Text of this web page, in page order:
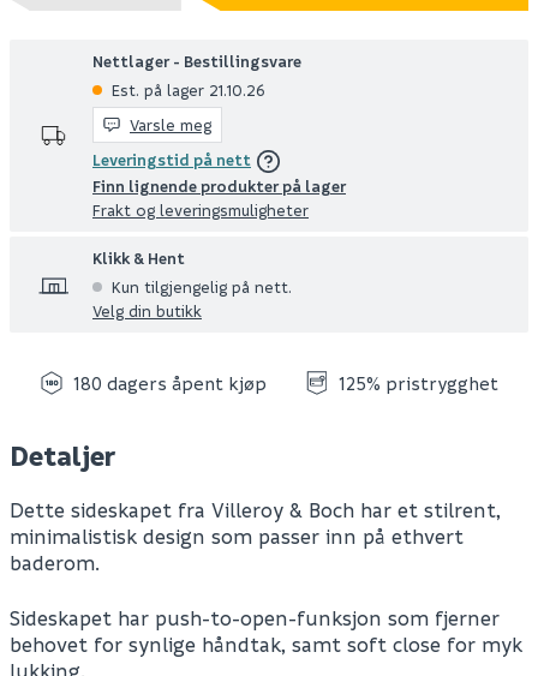
Nettlager - Bestillingsvare
Est. på lager 21.10.26
Varsle meg
Leveringstid på nett
Finn lignende produkter på lager
Frakt og leveringsmuligheter
Klikk & Hent
Kun tilgjengelig på nett.
Velg din butikk
180 dagers åpent kjøp 125% pristrygghet
Detaljer
Dette sideskapet fra Villeroy & Boch har et stilrent,
minimalistisk design som passer inn på ethvert
baderom.
Sideskapet har push-to-open-funksjon som fjerner
behovet for synlige håndtak, samt soft close for myk
lukking.